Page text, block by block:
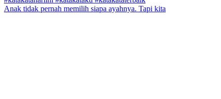
Anak tidak pernah memilih siapa ayahnya. Tapi kita